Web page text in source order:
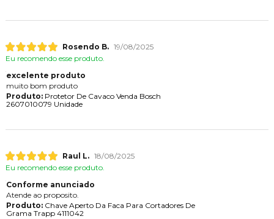
Rosendo B. 19/08/2025
Eu recomendo esse produto.
excelente produto
muito bom produto
Produto:Protetor De Cavaco Venda Bosch
2607010079 Unidade
Raul L. 18/08/2025
Eu recomendo esse produto.
Conforme anunciado
Atende ao proposito.
Produto:Chave Aperto Da Faca Para Cortadores De
Grama Trapp 4111042